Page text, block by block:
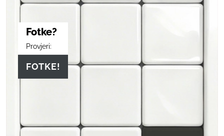
Fotke?
Provjeri:
FOTKE!